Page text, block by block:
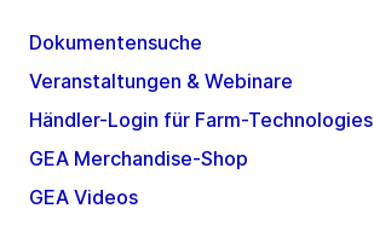
Dokumentensuche
Veranstaltungen & Webinare
Händler-Login für Farm-Technologies
GEA Merchandise-Shop
GEA Videos